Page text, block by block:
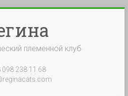
племенной клуб
098 238 11 68